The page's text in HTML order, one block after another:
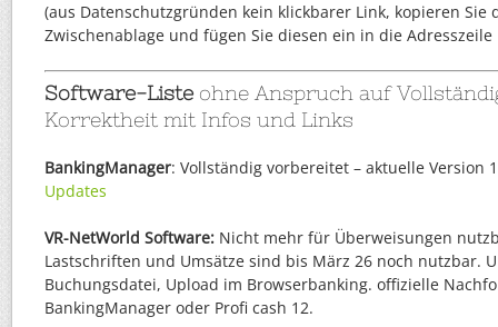
(aus Datenschutzgründen kein klickbarer Link, kopieren Sie
Zwischenablage und fügen Sie diesen ein in die Adresszeile
Software-Liste ohne Anspruch auf
Korrektheit mit Infos und Links
BankingManager: Vollständig vorbereitet – aktuelle Version
Updates
VR-NetWorld Software: Nicht mehr für Überweisungen
Lastschriften und Umsätze sind bis März 26 noch nutzbar.
Buchungsdatei, Upload im Browserbanking. offizielle
BankingManager oder Profi cash 12.